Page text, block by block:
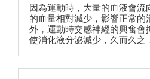
因為運動時，大量的血液會
的血量相對減少，影響正常的
外，運動時交感神經的興奮會
使消化液分泌減少，久而久之